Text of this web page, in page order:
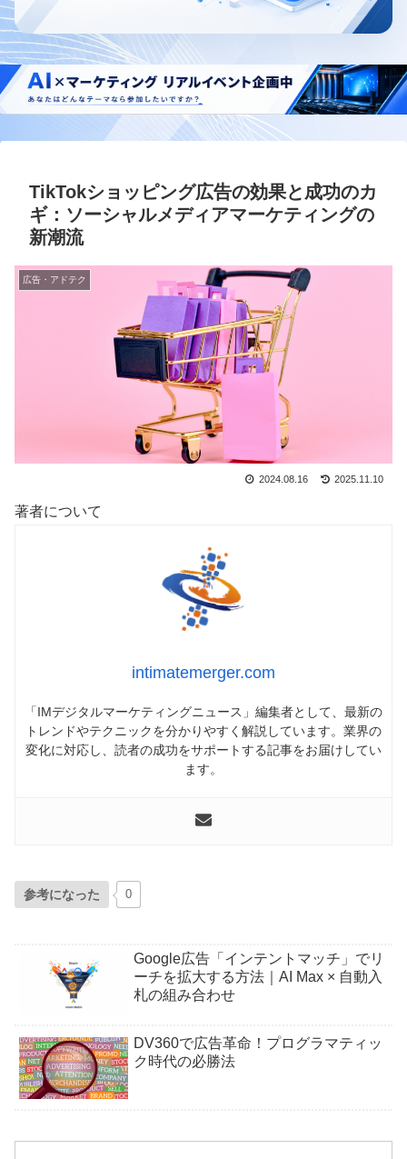
TikTokショッピング広告の効果と成功のカ
ギ：ソーシャルメディアマーケティングの
新潮流
広告・アドテク
2024.08.16 2025.11.10
著者について
intimatemerger.com
「IMデジタルマーケティングニュース」編集者として、最新の
トレンドやテクニックを分かりやすく解説しています。業界の
変化に対応し、読者の成功をサポートする記事をお届けしてい
ます。
参考になった 0
Google広告「インテントマッチ」でリ
ーチを拡大する方法｜AI Max × 自動入
札の組み合わせ
DV360で広告革命！プログラマティッ
ク時代の必勝法